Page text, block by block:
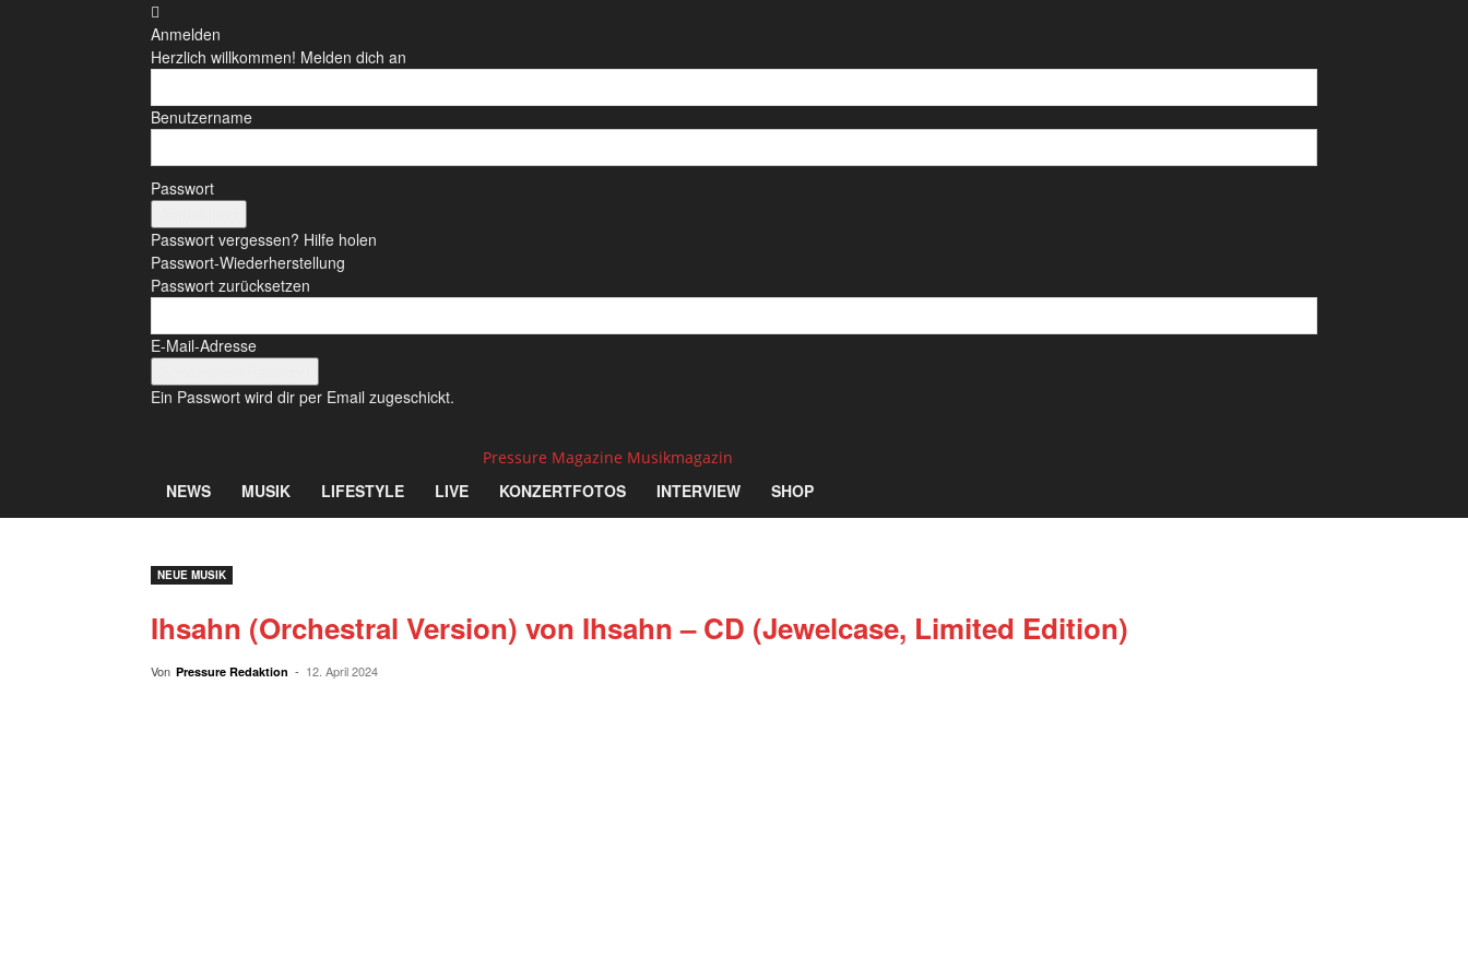
Anmelden
Herzlich willkommen! Melden dich an
Benutzername
Passwort
Passwort vergessen? Hilfe holen
Passwort-Wiederherstellung
Passwort zurücksetzen
E-Mail-Adresse
Ein Passwort wird dir per Email zugeschickt.
Pressure Magazine Musikmagazin
NEWS MUSIK LIFESTYLE LIVE KONZERTFOTOS INTERVIEW SHOP
NEUE MUSIK
Ihsahn (Orchestral Version) von Ihsahn – CD (Jewelcase, Limited Edition)
Von Pressure Redaktion - 12. April 2024